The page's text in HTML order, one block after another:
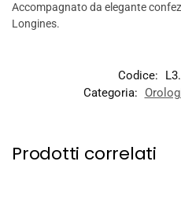
Accompagnato da elegante
Longines.
Codice:
Categoria:
Prodotti correlati